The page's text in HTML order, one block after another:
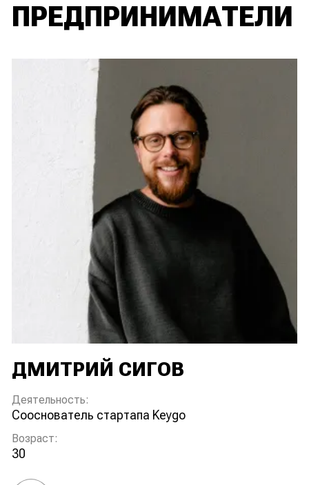
ПРЕДПРИНИМАТЕЛИ
ДМИТРИЙ СИГОВ
Деятельность:
сооснователь стартапа Keygo
Возраст:
30